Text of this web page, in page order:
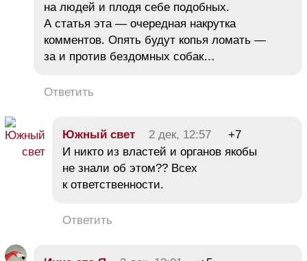
на людей и плодя себе подобных.
А статья эта — очередная накрутка
комментов. Опять будут копья ломать —
за и против бездомных собак…
Ответить
Южный свет 2 дек, 12:57
+7
И никто из властей и органов якобы
не знали об этом?? Всех
к ответственности.
Ответить